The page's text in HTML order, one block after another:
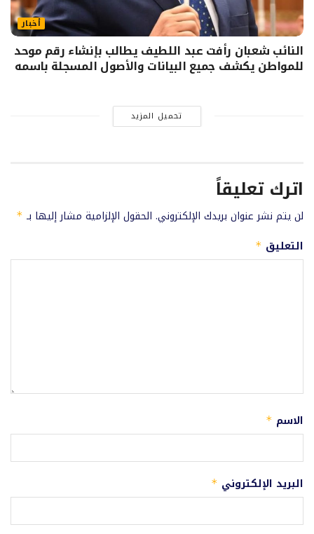
أخبار
النائب شعبان رأفت عبد اللطيف يطالب بإنشاء رقم موحد
للمواطن يكشف جميع البيانات والأصول المسجلة باسمه
تحميل المزيد
اترك تعليقاً
لن يتم نشر عنوان بريدك الإلكتروني. الحقول الإلزامية مشار إليها بـ *
التعليق *
الاسم *
البريد الإلكتروني *